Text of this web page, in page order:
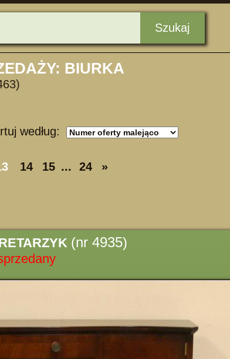
Szukaj
BIURKA
według:
14 15 ... 24 »
(nr 4935)